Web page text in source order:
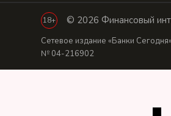
18+ © 2026 Финансовый
Сетевое издание «Банки
№ 04-216902